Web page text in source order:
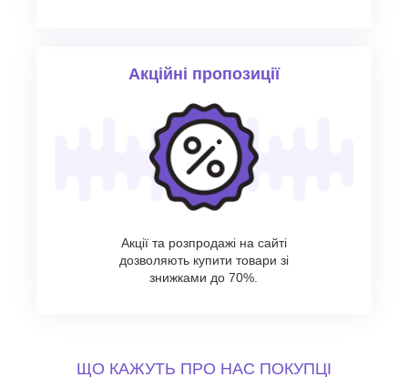
Акційні пропозиції
Акції та розпродажі на сайті
дозволяють купити товари зі
знижками до 70%.
ЩО КАЖУТЬ ПРО НАС ПОКУПЦІ